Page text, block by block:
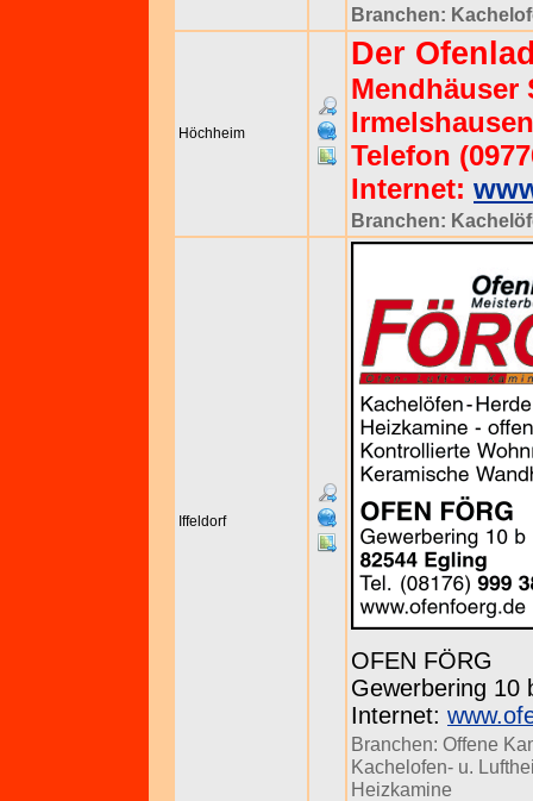
Branchen:
Höchheim
Der
Mendhäuser
Irmelshausen
Telefon
Internet:
Branchen:
Iffeldorf
OFEN FÖRG
Gewerbering 10
Internet:
Branchen: Offene
Kachelofen- u.
Heizkamine